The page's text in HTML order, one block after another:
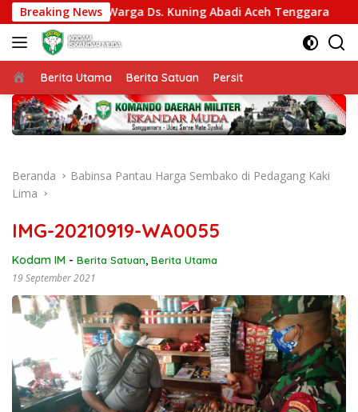
Langsung
ke
konten
Breaking News
Akses Warga Ds. Kuning Abadi Aceh Tenggara
Beranda
Berita Utama Berita Satuan Persit
Beranda
Babinsa Pantau Harga Sembako di Pedagang Kaki
Lima
IMG-20210919-WA0055
Kodam IM - Berita Satuan, Berita Utama
19 September 2021